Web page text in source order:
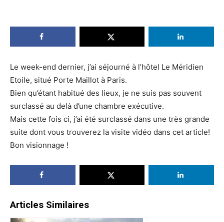
Le week-end dernier, j’ai séjourné à l’hôtel Le Méridien
Etoile, situé Porte Maillot à Paris.
Bien qu’étant habitué des lieux, je ne suis pas souvent
surclassé au delà d’une chambre exécutive.
Mais cette fois ci, j’ai été surclassé dans une très grande
suite dont vous trouverez la visite vidéo dans cet article!
Bon visionnage !
Articles Similaires